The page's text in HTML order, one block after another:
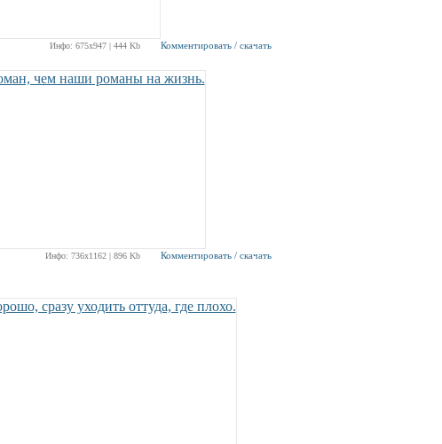
Инфо: 675х947 | 444 Kb Комментировать / скачать
Инфо: 736х1162 | 896 Kb Комментировать / скачать